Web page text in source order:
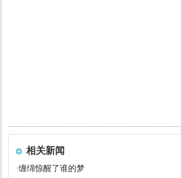
相关新闻
·缠绵惊醒了谁的梦